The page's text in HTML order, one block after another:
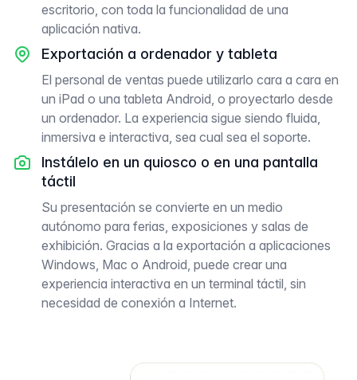
escritorio, con toda la funcionalidad de una
aplicación nativa.
Exportación a ordenador y tableta
El personal de ventas puede utilizarlo cara a cara en
un iPad o una tableta Android, o proyectarlo desde
un ordenador. La experiencia sigue siendo fluida,
inmersiva e interactiva, sea cual sea el soporte.
Instálelo en un quiosco o en una pantalla
táctil
Su presentación se convierte en un medio
autónomo para ferias, exposiciones y salas de
exhibición. Gracias a la exportación a aplicaciones
Windows, Mac o Android, puede crear una
experiencia interactiva en un terminal táctil, sin
necesidad de conexión a Internet.